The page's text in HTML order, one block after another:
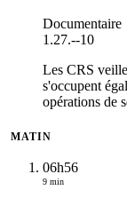
Documentaire
1.27.--10
Les CRS
s'occupent
opérations de
MATIN
06h56
9 min